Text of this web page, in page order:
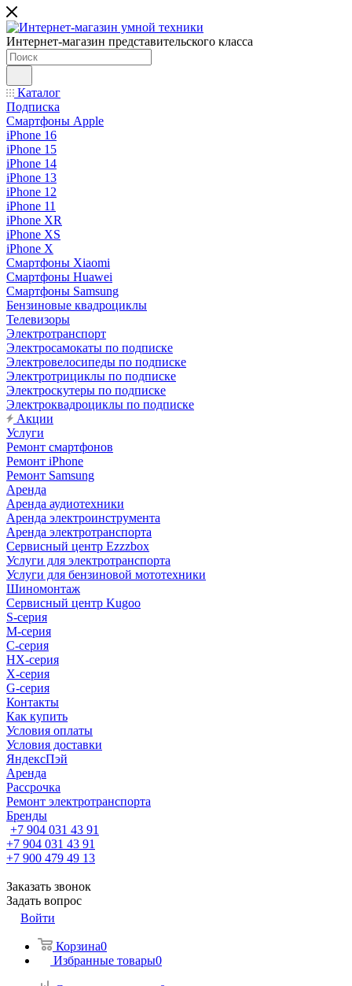
Интернет-магазин представительского класса
Каталог
Подписка
Смартфоны Apple
iPhone 16
iPhone 15
iPhone 14
iPhone 13
iPhone 12
iPhone 11
iPhone XR
iPhone XS
iPhone X
Смартфоны Xiaomi
Смартфоны Huawei
Смартфоны Samsung
Бензиновые квадроциклы
Телевизоры
Электротранспорт
Электросамокаты по подписке
Электровелосипеды по подписке
Электротрициклы по подписке
Электроскутеры по подписке
Электроквадроциклы по подписке
Акции
Услуги
Ремонт смартфонов
Ремонт iPhone
Ремонт Samsung
Аренда
Аренда аудиотехники
Аренда электроинструмента
Аренда электротранспорта
Сервисный центр Ezzzbox
Услуги для электротранспорта
Услуги для бензиновой мототехники
Шиномонтаж
Сервисный центр Kugoo
S-cерия
M-серия
С-серия
HX-серия
X-серия
G-серия
Контакты
Как купить
Условия оплаты
Условия доставки
ЯндексПэй
Аренда
Рассрочка
Ремонт электротранспорта
Бренды
+7 904 031 43 91
+7 904 031 43 91
+7 900 479 49 13
Заказать звонок
Задать вопрос
Войти
Корзина0
Избранные товары0